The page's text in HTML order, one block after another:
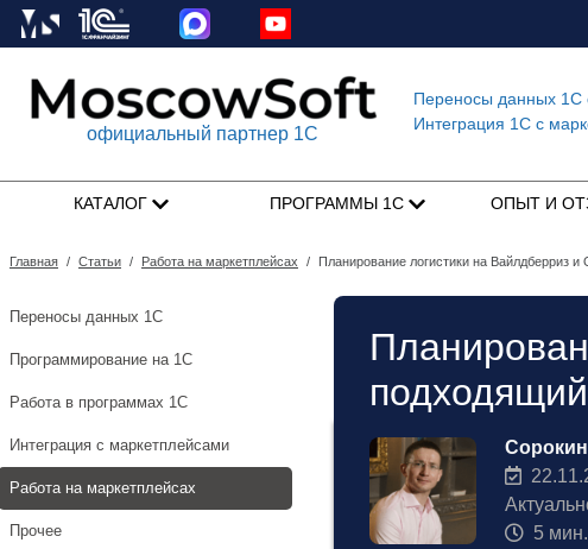
официальный партнер 1С
Переносы данных 1С
Интеграция 1C с
КАТАЛОГ ПРОГРАММЫ 1С ОПЫТ И
Главная / Статьи / Работа на маркетплейсах / Планирование логистики на Вайлдберриз
Переносы данных 1С
Программирование на 1С
Работа в программах 1С
Интеграция с маркетплейсами
Работа на маркетплейсах
Прочее
5 мин.